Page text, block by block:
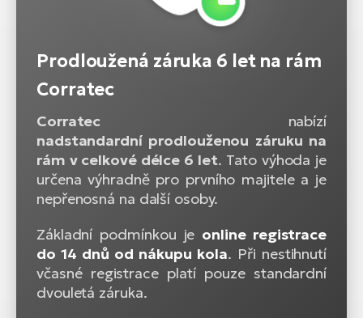
Prodloužená záruka 6 let na rám
Corratec
Corratec nabízí
nadstandardní prodlouženou záruku na
rám v celkové délce 6 let. Tato výhoda je
určena výhradně pro prvního majitele a je
nepřenosná na další osoby.
Základní podmínkou je online registrace
do 14 dnů od nákupu kola. Při nestihnutí
včasné registrace platí pouze standardní
dvouletá záruka.